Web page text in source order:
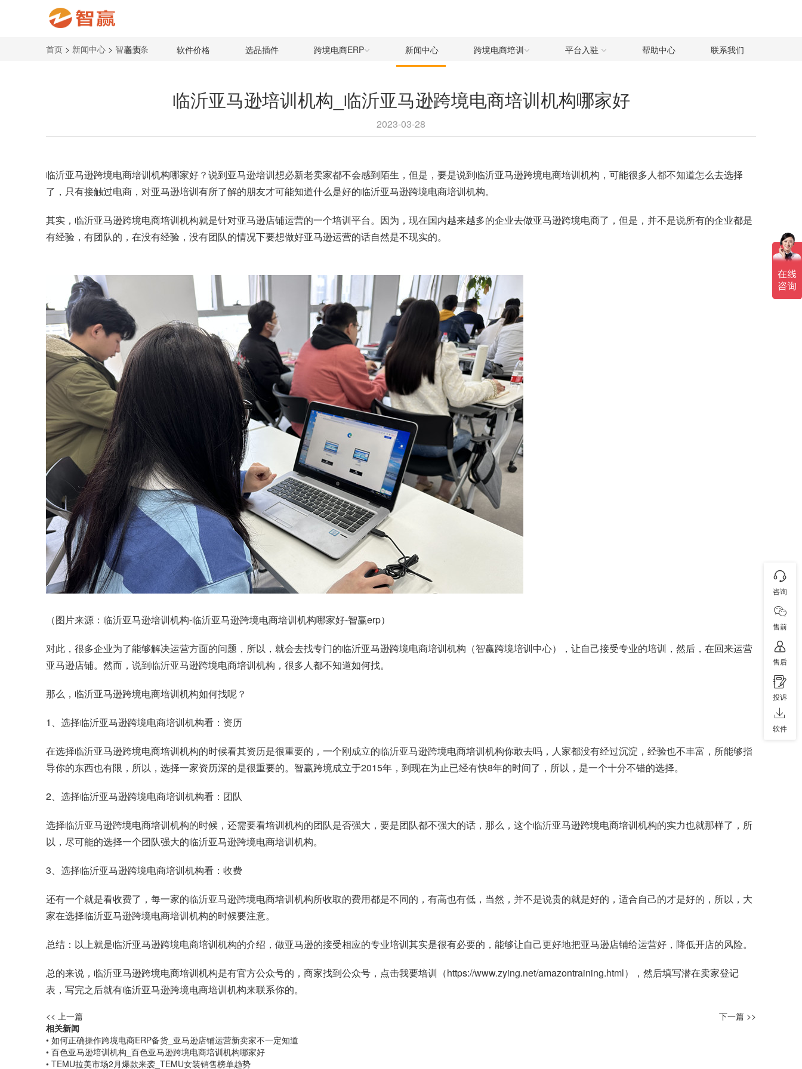
首页 软件价格 选品插件 跨境电商ERP 新闻中心 跨境电商培训 平台入驻 帮助中心 联系我们
首页 > 新闻中心 > 智赢头条
临沂亚马逊培训机构_临沂亚马逊跨境电商培训机构哪家好
2023-03-28
临沂亚马逊跨境电商培训机构哪家好？说到亚马逊培训想必新老卖家都不会感到陌生，但是，要是说到临沂亚马逊跨境电商培训机构，可能很多人都不知道怎么去选择
了，只有接触过电商，对亚马逊培训有所了解的朋友才可能知道什么是好的临沂亚马逊跨境电商培训机构。
其实，临沂亚马逊跨境电商培训机构就是针对亚马逊店铺运营的一个培训平台。因为，现在国内越来越多的企业去做亚马逊跨境电商了，但是，并不是说所有的企业都是
有经验，有团队的，在没有经验，没有团队的情况下要想做好亚马逊运营的话自然是不现实的。
（图片来源：临沂亚马逊培训机构-临沂亚马逊跨境电商培训机构哪家好-智赢erp）
对此，很多企业为了能够解决运营方面的问题，所以，就会去找专门的临沂亚马逊跨境电商培训机构（智赢跨境培训中心），让自己接受专业的培训，然后，在回来运营
亚马逊店铺。然而，说到临沂亚马逊跨境电商培训机构，很多人都不知道如何找。
那么，临沂亚马逊跨境电商培训机构如何找呢？
1、选择临沂亚马逊跨境电商培训机构看：资历
在选择临沂亚马逊跨境电商培训机构的时候看其资历是很重要的，一个刚成立的临沂亚马逊跨境电商培训机构你敢去吗，人家都没有经过沉淀，经验也不丰富，所能够指
导你的东西也有限，所以，选择一家资历深的是很重要的。智赢跨境成立于2015年，到现在为止已经有快8年的时间了，所以，是一个十分不错的选择。
2、选择临沂亚马逊跨境电商培训机构看：团队
选择临沂亚马逊跨境电商培训机构的时候，还需要看培训机构的团队是否强大，要是团队都不强大的话，那么，这个临沂亚马逊跨境电商培训机构的实力也就那样了，所
以，尽可能的选择一个团队强大的临沂亚马逊跨境电商培训机构。
3、选择临沂亚马逊跨境电商培训机构看：收费
还有一个就是看收费了，每一家的临沂亚马逊跨境电商培训机构所收取的费用都是不同的，有高也有低，当然，并不是说贵的就是好的，适合自己的才是好的，所以，大
家在选择临沂亚马逊跨境电商培训机构的时候要注意。
总结：以上就是临沂亚马逊跨境电商培训机构的介绍，做亚马逊的接受相应的专业培训其实是很有必要的，能够让自己更好地把亚马逊店铺给运营好，降低开店的风险。
总的来说，临沂亚马逊跨境电商培训机构是有官方公众号的，商家找到公众号，点击我要培训（https://www.zying.net/amazontraining.html），然后填写潜在卖家登记
表，写完之后就有临沂亚马逊跨境电商培训机构来联系你的。
<< 上一篇
下一篇 >>
相关新闻
• 如何正确操作跨境电商ERP备货_亚马逊店铺运营新卖家不一定知道
• 百色亚马逊培训机构_百色亚马逊跨境电商培训机构哪家好
• TEMU拉美市场2月爆款来袭_TEMU女装销售榜单趋势
咨询
售前
售后
投诉
软件